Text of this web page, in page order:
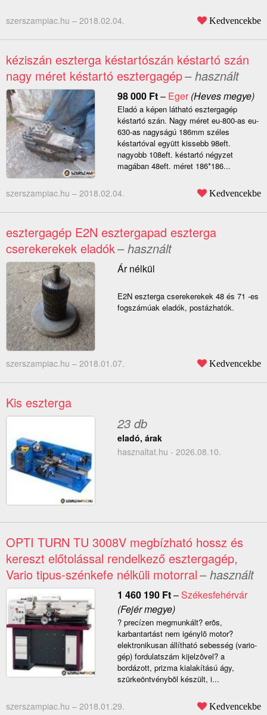
szerszampiac.hu – 2018.02.04. Kedvencekbe
kéziszán eszterga késtartószán késtartó szán
nagy méret késtartó esztergagép– használt
98 000 Ft– Eger(Heves megye)
Eladó a képen látható esztergagép
késtartó szán. Nagy méret eu-800-as eu-
630-as nagyságú 186mm széles
késtartóval együtt kissebb 98eft.
nagyobb 108eft. késtartó négyzet
magában 48eft. méret 186*186...
szerszampiac.hu – 2018.02.04. Kedvencekbe
esztergagép E2N esztergapad eszterga
cserekerekek eladók– használt
Ár nélkül
E2N eszterga cserekerekek 48 és 71 -es
fogszámúak eladók, postázhatók.
szerszampiac.hu – 2018.01.07. Kedvencekbe
Kis eszterga
23 db
eladó, árak
hasznaltat.hu - 2026.08.10.
OPTI TURN TU 3008V megbízható hossz és
kereszt előtolással rendelkező esztergagép,
Vario tipus-szénkefe nélküli motorral– használt
1 460 190 Ft–Székesfehérvár
(Fejér megye)
? precízen megmunkált? erõs,
karbantartást nem igénylõ motor?
elektronikusan állítható sebesség (vario-
gép) fordulatszám kijelzõvel? a
bordázott, prizma kialakítású ágy,
szürkeöntvénybõl készült, i...
szerszampiac.hu – 2018.01.29. Kedvencekbe